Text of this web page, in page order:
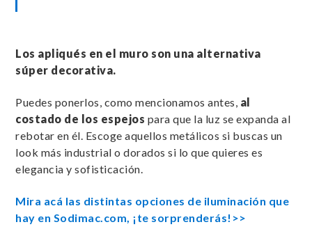
Los apliqués en el muro son una alternativa
súper decorativa.
Puedes ponerlos, como mencionamos antes, al
costado de los espejos para que la luz se expanda al
rebotar en él. Escoge aquellos metálicos si buscas un
look más industrial o dorados si lo que quieres es
elegancia y sofisticación.
Mira acá las distintas opciones de iluminación que
hay en Sodimac.com, ¡te sorprenderás!>>